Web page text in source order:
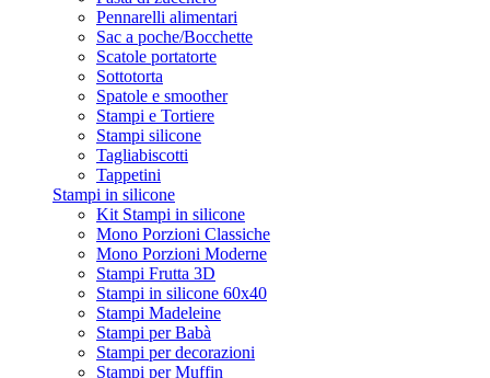
Pennarelli alimentari
Sac a poche/Bocchette
Scatole portatorte
Sottotorta
Spatole e smoother
Stampi e Tortiere
Stampi silicone
Tagliabiscotti
Tappetini
Stampi in silicone
Kit Stampi in silicone
Mono Porzioni Classiche
Mono Porzioni Moderne
Stampi Frutta 3D
Stampi in silicone 60x40
Stampi Madeleine
Stampi per Babà
Stampi per decorazioni
Stampi per Muffin